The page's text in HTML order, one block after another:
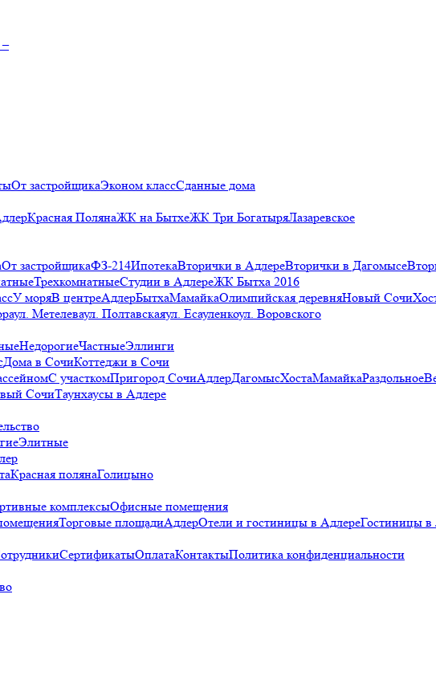
От застройщикаЭконом классСданные дома
Красная ПолянаЖК на БытхеЖК Три БогатыряЛазаревское
От застройщикаФЗ-214ИпотекаВторички в АдлереВторички в Дагомысе
ТрехкомнатныеСтудии в АдлереЖК Бытха 2016
У моряВ центреАдлерБытхаМамайкаОлимпийская деревняНовый Сочи
ул. Метелеваул. Полтавскаяул. Есауленкоул. Воровского
НедорогиеЧастныеЭллинги
Дома в СочиКоттеджи в Сочи
С участкомПригород СочиАдлерДагомысХостаМамайкаРаздольное
СочиТаунхаусы в Адлере
Элитные
Красная полянаГолицыно
комплексыОфисные помещения
Торговые площадиАдлерОтели и гостиницы в АдлереГостиницы в
СертификатыОплатаКонтактыПолитика конфиденциальности